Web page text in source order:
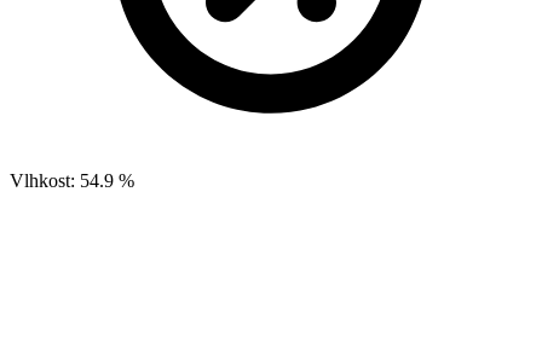
Vlhkost: 54.9 %